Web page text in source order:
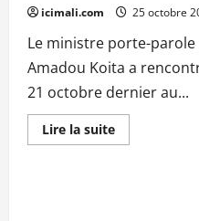
icimali.com 25 octobre
Le ministre porte-
Amadou Koita a
21 octobre dernier au...
Lire la suiteEn
savoir